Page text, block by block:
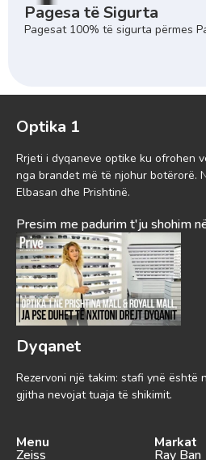
Pagesa të Sigurta
Pagesat 100% të sigurta përmes
Optika 1
Rrjeti i dyqaneve optike ku ofrohen
nga brandet më të njohur botërorë.
Elbasan dhe Prishtinë.
Presim me padurim t'ju shohim
Dyqanet
Rezervoni një takim: stafi ynë është
gjitha nevojat tuaja të shikimit.
Menu
Zeiss
Markat
Ray Ban